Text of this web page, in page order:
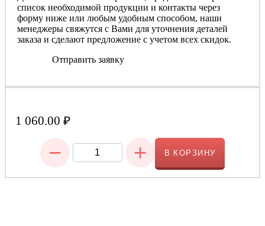
список необходимой продукции и контакты через
форму ниже или любым удобным способом, наши
менеджеры свяжутся с Вами для уточнения деталей
заказа и сделают предложение с учетом всех скидок.
Отправить заявку
1 060.00 ₽
− + В КОРЗИНУ